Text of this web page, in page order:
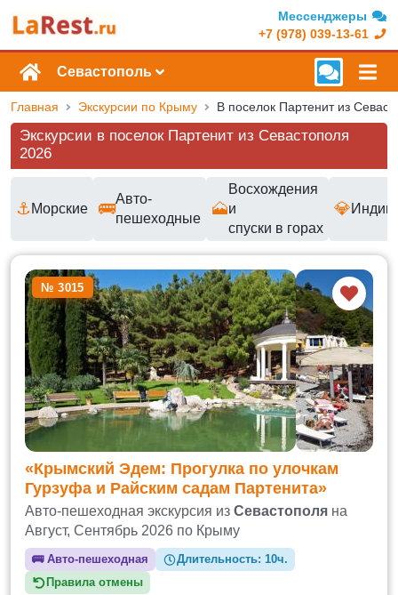
Мессенджеры
+7 (978) 039-13-61
Севастополь
Главная Экскурсии по Крыму В поселок Партенит из
Экскурсии в поселок Партенит из Севастополя
2026
⚓Морские 🚌
Авто-
пешеходные
🗻
Восхождения
и
спуски в горах
💎
Доступные маршруты и цены
№ 3015
«Крымский Эдем: Прогулка по улочкам
Гурзуфа и Райским садам Партенита»
Авто-пешеходная экскурсия из Севастополя на
Август, Сентябрь 2026 по Крыму
🚌Авто-пешеходная Длительность:10ч.
Правила отмены